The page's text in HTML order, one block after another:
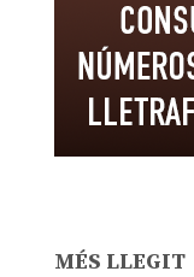
MÉS LLEGIT